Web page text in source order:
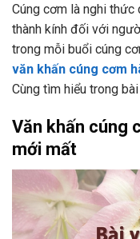
Cúng cơm là nghi thức
thành kính đối với
trong mỗi buổi cúng
văn khấn cúng cơm
Cùng tìm hiểu trong
Văn khấn cúng
mới mất